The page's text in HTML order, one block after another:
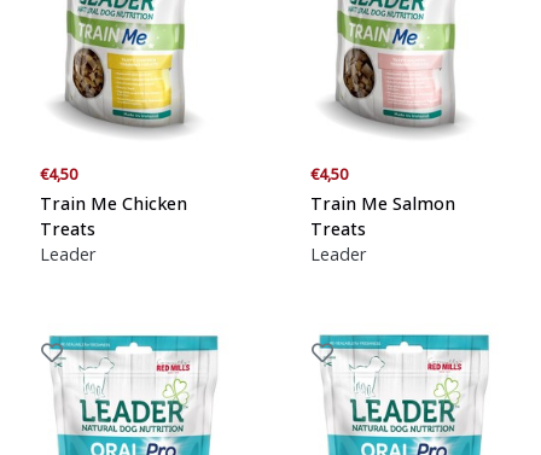
€4,50
Train Me Chicken
Treats
Leader
€4,50
Train Me Salmon
Treats
Leader